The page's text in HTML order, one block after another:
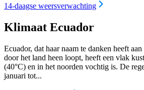
14-daagse weersverwachting
Klimaat Ecuador
Ecuador, dat haar naam te danken heeft
door het land heen loopt, heeft een vlak
(40°C) en in het noorden vochtig is. De
januari tot...